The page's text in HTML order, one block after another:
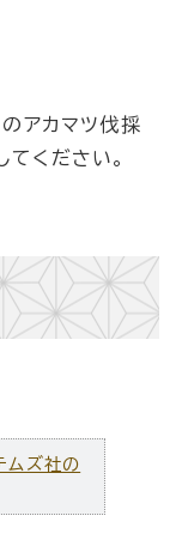
アカマツ伐採
ください。
ムズ社の